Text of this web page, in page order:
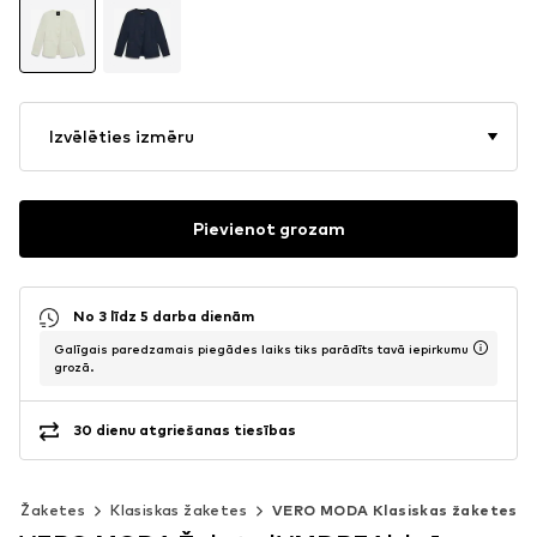
Izvēlēties izmēru
Pievienot grozam
No 3 līdz 5 darba dienām
Galīgais paredzamais piegādes laiks tiks parādīts tavā iepirkumu
grozā.
30 dienu atgriešanas tiesības
Žaketes Klasiskas žaketes VERO MODA Klasiskas žaketes